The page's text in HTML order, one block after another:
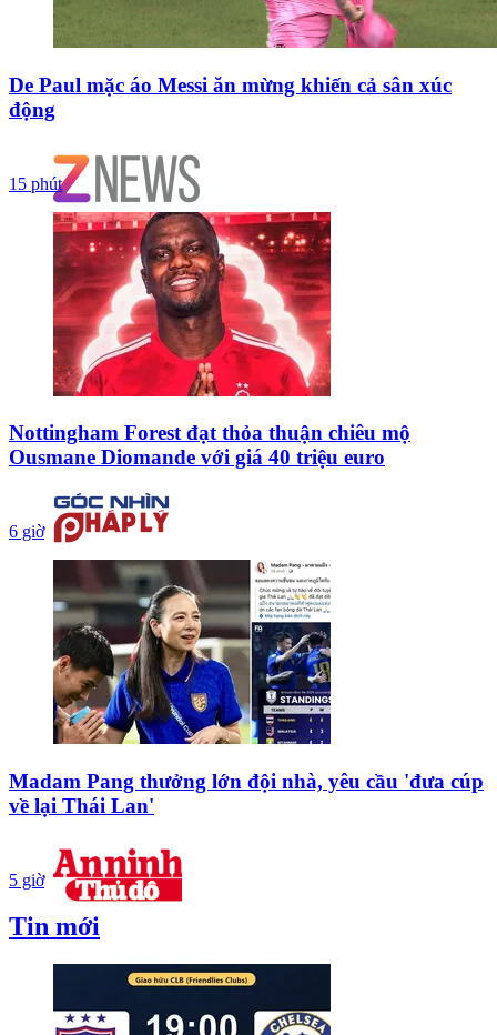
De Paul mặc áo Messi ăn mừng khiến cả sân xúc
động
15 phút
Nottingham Forest đạt thỏa thuận chiêu mộ
Ousmane Diomande với giá 40 triệu euro
6 giờ
Madam Pang thưởng lớn đội nhà, yêu cầu 'đưa cúp
về lại Thái Lan'
5 giờ
Tin mới